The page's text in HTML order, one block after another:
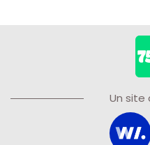
Un site